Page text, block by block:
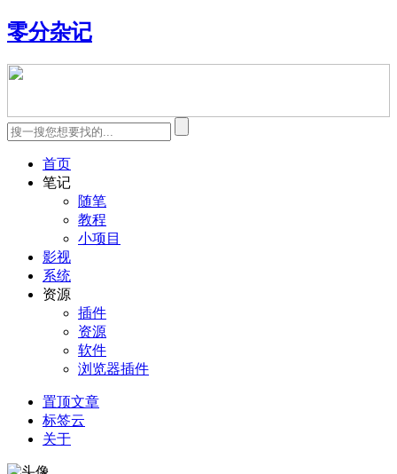
零分杂记
首页
笔记
随笔
教程
小项目
影视
系统
资源
插件
资源
软件
浏览器插件
置顶文章
标签云
关于